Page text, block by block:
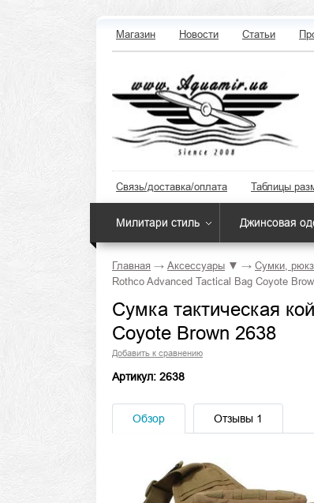
Магазин Новости Статьи
Связь/доставка/оплата Таблицы
Милитари стиль Джинсовая
Главная → Аксессуары ▼ → Сумки,
Rothco Advanced Tactical Bag Coyote
Сумка тактическая
Coyote Brown 2638
Добавить к сравнению
Артикул: 2638
Обзор Отзывы 1